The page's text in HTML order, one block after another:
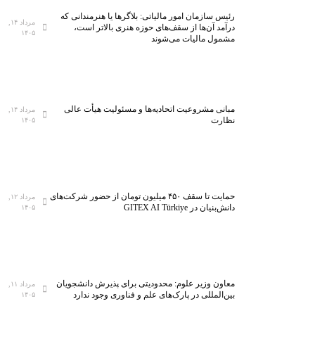
رئیس سازمان امور مالیاتی: بلاگر‌ها یا هنرمندانی که
درآمد آن‌ها از سقف‌های حوزه هنری بالاتر است،
مشمول مالیات می‌شوند
مرداد ۱۴,
۱۴۰۵
مبانی مشروعیت اتحادیه‌ها و مسئولیت هیأت عالی
نظارت
مرداد ۱۴,
۱۴۰۵
حمایت تا سقف ۴۵۰ میلیون تومان از حضور شرکت‌های
دانش‌بنیان در GITEX AI Türkiye
مرداد ۱۲,
۱۴۰۵
معاون وزیر علوم: محدودیتی برای پذیرش دانشجویان
بین‌المللی در پارک‌های علم و فناوری وجود ندارد
مرداد ۱۱,
۱۴۰۵